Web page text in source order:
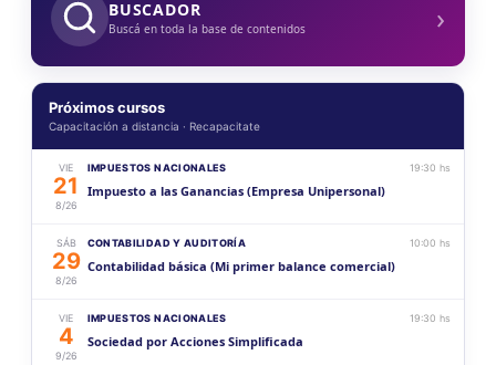
BUSCADOR
Buscá en toda la base de contenidos ›
Próximos cursos
Capacitación a distancia · Recapacitate
VIE
21
8/26
IMPUESTOS NACIONALES 19:30 hs
Impuesto a las Ganancias (Empresa Unipersonal)
SÁB
29
8/26
CONTABILIDAD Y AUDITORÍA 10:00 hs
Contabilidad básica (Mi primer balance comercial)
VIE
4
9/26
IMPUESTOS NACIONALES 19:30 hs
Sociedad por Acciones Simplificada